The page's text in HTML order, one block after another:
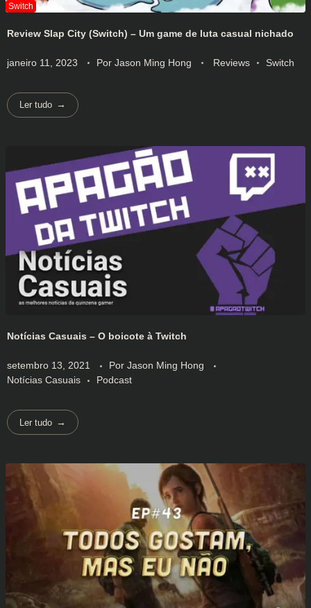
Review Slap City (Switch) – Um game de luta casual nichado
janeiro 11, 2023 Por Jason Ming Hong Reviews Switch
Ler tudo
Notícias Casuais – O boicote à Twitch
setembro 13, 2021 Por Jason Ming Hong
Notícias Casuais
Podcast
Ler tudo